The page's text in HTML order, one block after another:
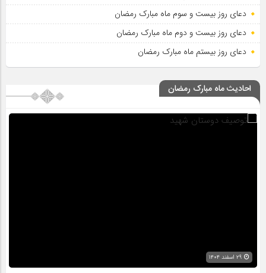
دعای روز بیست و سوم ماه مبارک رمضان
دعای روز بیست و دوم ماه مبارک رمضان
دعای روز بیستم ماه مبارک رمضان
احادیث ماه مبارک رمضان